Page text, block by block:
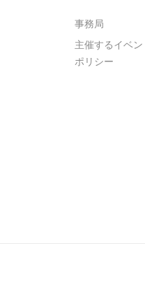
事務局
主催するイベ
ポリシー